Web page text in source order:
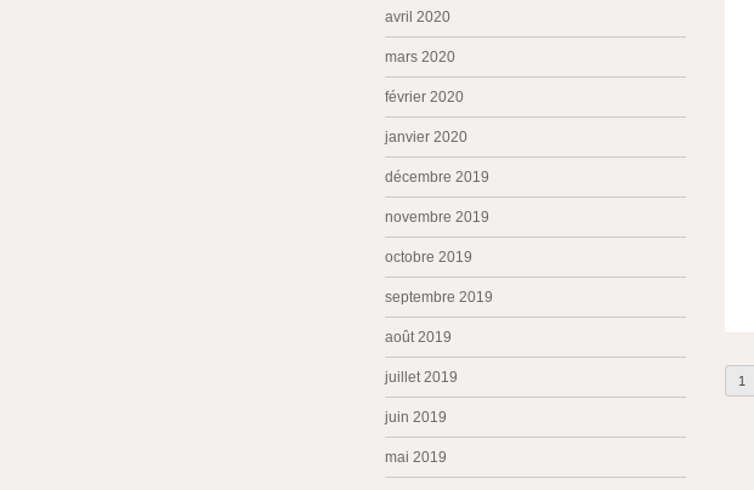
1
avril 2020
mars 2020
février 2020
janvier 2020
décembre 2019
novembre 2019
octobre 2019
septembre 2019
août 2019
juillet 2019
juin 2019
mai 2019